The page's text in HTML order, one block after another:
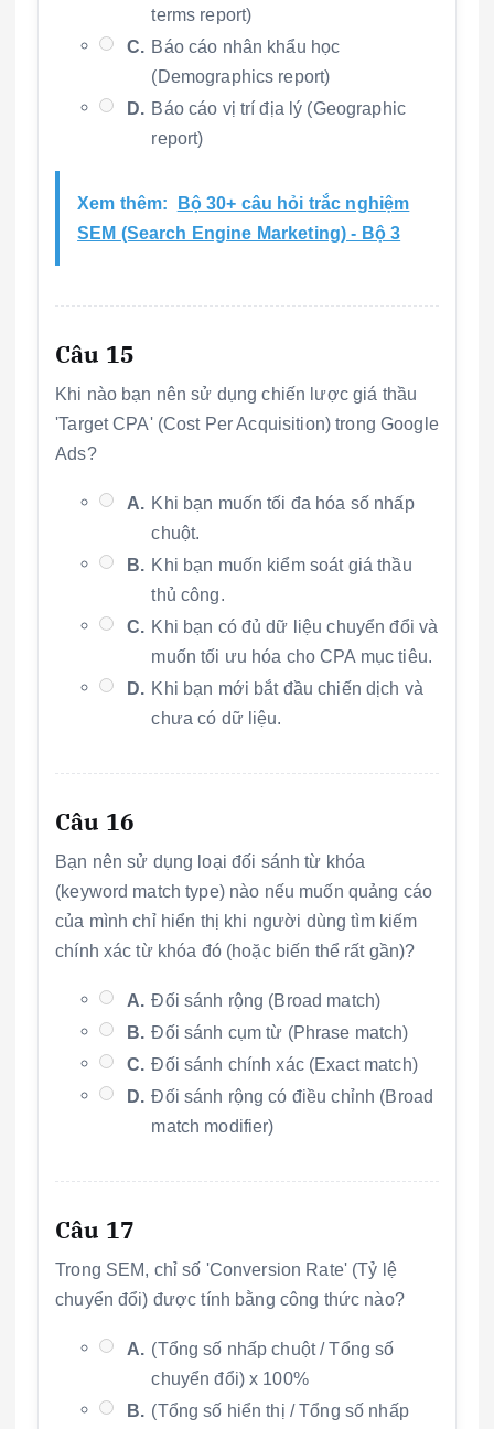
terms report)
C. Báo cáo nhân khẩu học
(Demographics report)
D. Báo cáo vị trí địa lý (Geographic
report)
Xem thêm:
Bộ 30+ câu hỏi trắc nghiệm
SEM (Search Engine Marketing) - Bộ 3
Câu 15
Khi nào bạn nên sử dụng chiến lược giá thầu
'Target CPA' (Cost Per Acquisition) trong Google
Ads?
A. Khi bạn muốn tối đa hóa số nhấp
chuột.
B. Khi bạn muốn kiểm soát giá thầu
thủ công.
C. Khi bạn có đủ dữ liệu chuyển đổi và
muốn tối ưu hóa cho CPA mục tiêu.
D. Khi bạn mới bắt đầu chiến dịch và
chưa có dữ liệu.
Câu 16
Bạn nên sử dụng loại đối sánh từ khóa
(keyword match type) nào nếu muốn quảng cáo
của mình chỉ hiển thị khi người dùng tìm kiếm
chính xác từ khóa đó (hoặc biến thể rất gần)?
A. Đối sánh rộng (Broad match)
B. Đối sánh cụm từ (Phrase match)
C. Đối sánh chính xác (Exact match)
D. Đối sánh rộng có điều chỉnh (Broad
match modifier)
Câu 17
Trong SEM, chỉ số 'Conversion Rate' (Tỷ lệ
chuyển đổi) được tính bằng công thức nào?
A. (Tổng số nhấp chuột / Tổng số
chuyển đổi) x 100%
B. (Tổng số hiển thị / Tổng số nhấp